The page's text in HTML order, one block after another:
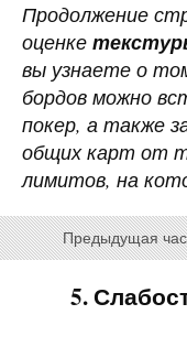
Продолжение
оценке
вы узнаете о
бордов можно
покер, а также
общих карт от
лимитов, на
Предыдущая
5.